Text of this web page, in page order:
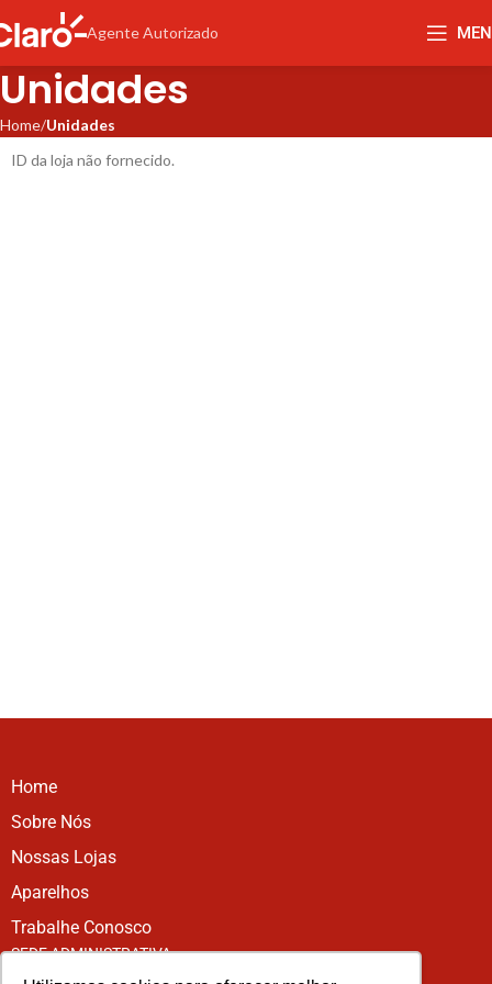
Agente Autorizado
Unidades
Home Unidades
ID da loja não fornecido.
Home
Sobre Nós
Nossas Lojas
Aparelhos
Trabalhe Conosco
SEDE ADMINISTRATIVA